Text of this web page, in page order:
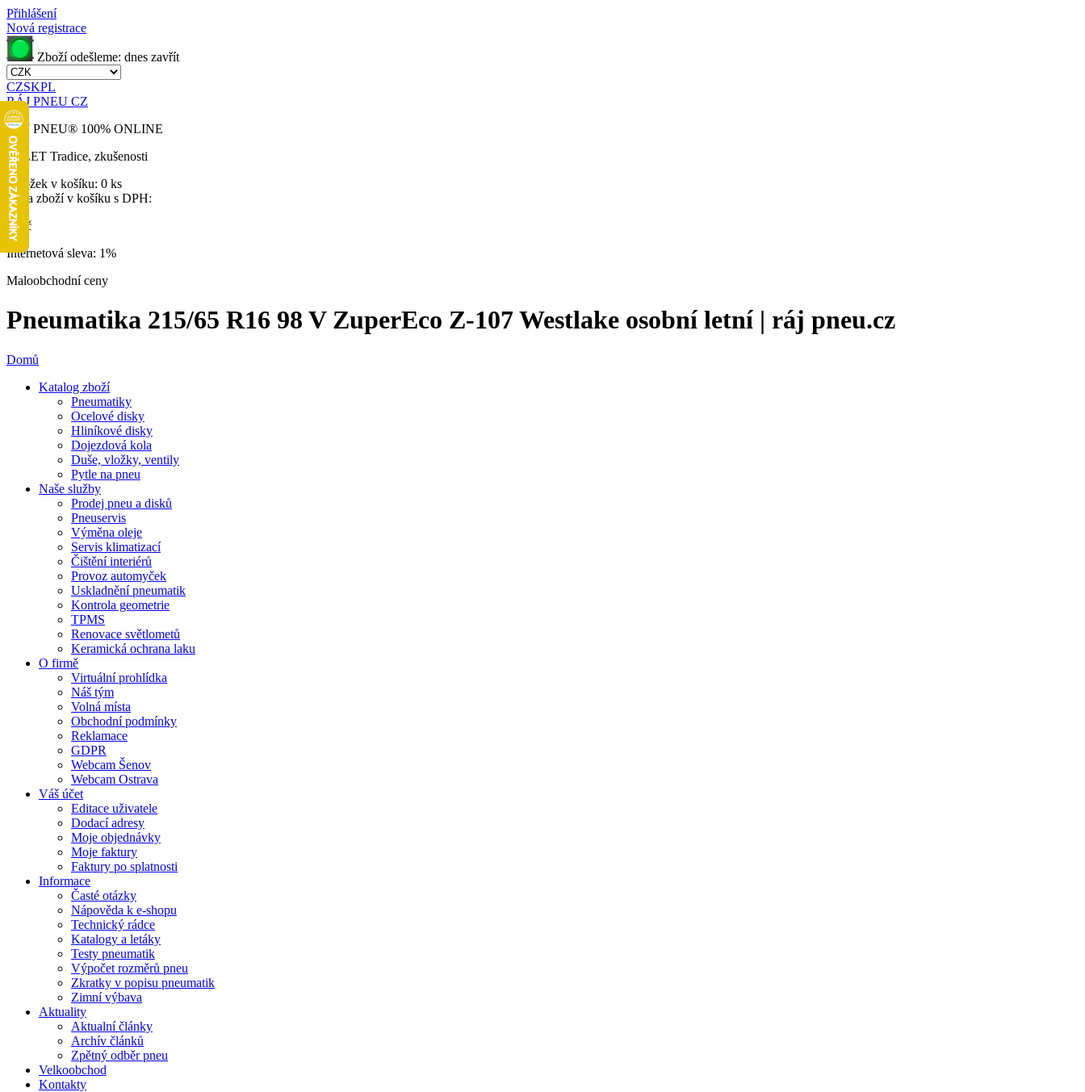
Přihlášení
Nová registrace
Zboží odešleme: dnes zavřít
CZSKPL
RÁJ PNEU CZ
RÁJ PNEU® 100% ONLINE
32 LET Tradice, zkušenosti
Položek v košíku: 0 ks
Cena zboží v košíku s DPH:
0 Kč
Internetová sleva: 1%
Maloobchodní ceny
Pneumatika 215/65 R16 98 V ZuperEco Z-107 Westlake osobní letní | ráj pneu.cz
Domů
Katalog zboží
Pneumatiky
Ocelové disky
Hliníkové disky
Dojezdová kola
Duše, vložky, ventily
Pytle na pneu
Naše služby
Prodej pneu a disků
Pneuservis
Výměna oleje
Servis klimatizací
Čištění interiérů
Provoz automyček
Uskladnění pneumatik
Kontrola geometrie
TPMS
Renovace světlometů
Keramická ochrana laku
O firmě
Virtuální prohlídka
Náš tým
Volná místa
Obchodní podmínky
Reklamace
GDPR
Webcam Šenov
Webcam Ostrava
Váš účet
Editace uživatele
Dodací adresy
Moje objednávky
Moje faktury
Faktury po splatnosti
Informace
Časté otázky
Nápověda k e-shopu
Technický rádce
Katalogy a letáky
Testy pneumatik
Výpočet rozměrů pneu
Zkratky v popisu pneumatik
Zimní výbava
Aktuality
Aktualní články
Archív článků
Zpětný odběr pneu
Velkoobchod
Kontakty